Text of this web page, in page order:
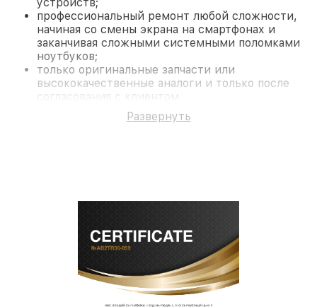
профессиональный ремонт любой сложности,
начиная со смены экрана на смартфонах и
заканчивая сложными системными поломками
ноутбуков;
только оригинальные запчасти или
высококачественные аналоги и только после
согласования с клиентом.
На все работы и замененные комплектующие
предоставляется длительная гарантия. В случае
современное оборудование и
лицензированное ПО в ремонтно-
диагностических мастерских;
собственный склад комплектующих, что
позволяет сократить сроки
восстановительных работ;
Развернуть